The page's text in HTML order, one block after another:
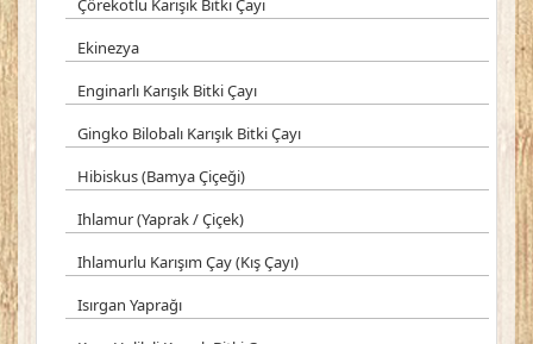
Çörekotlu Karışık Bitki Çayı
Ekinezya
Enginarlı Karışık Bitki Çayı
Gingko Bilobalı Karışık Bitki Çayı
Hibiskus (Bamya Çiçeği)
Ihlamur (Yaprak / Çiçek)
Ihlamurlu Karışım Çay (Kış Çayı)
Isırgan Yaprağı